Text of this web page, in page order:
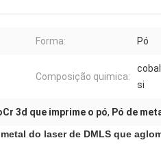
Forma: Pó
Composição quimica:
si
3d que imprime o pó, Pó de
do laser de DMLS que